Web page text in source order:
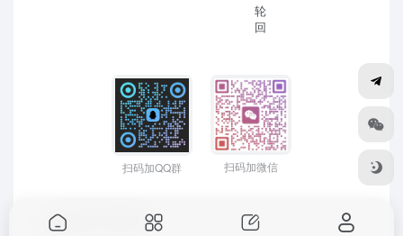
轮
回
扫码加QQ群 扫码加微信
Copyright © 2026 D-Mr